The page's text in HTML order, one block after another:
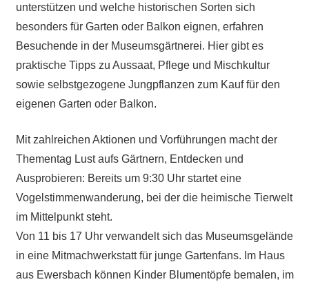
unterstützen und welche historischen Sorten sich
besonders für Garten oder Balkon eignen, erfahren
Besuchende in der Museumsgärtnerei. Hier gibt es
praktische Tipps zu Aussaat, Pflege und Mischkultur
sowie selbstgezogene Jungpflanzen zum Kauf für den
eigenen Garten oder Balkon.
Mit zahlreichen Aktionen und Vorführungen macht der
Thementag Lust aufs Gärtnern, Entdecken und
Ausprobieren: Bereits um 9:30 Uhr startet eine
Vogelstimmenwanderung, bei der die heimische Tierwelt
im Mittelpunkt steht.
Von 11 bis 17 Uhr verwandelt sich das Museumsgelände
in eine Mitmachwerkstatt für junge Gartenfans. Im Haus
aus Ewersbach können Kinder Blumentöpfe bemalen, im